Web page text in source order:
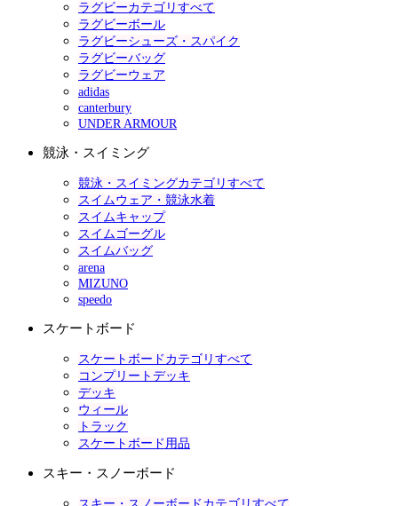
ラグビーカテゴリすべて
ラグビーボール
ラグビーシューズ・スパイク
ラグビーバッグ
ラグビーウェア
adidas
canterbury
UNDER ARMOUR
競泳・スイミング
競泳・スイミングカテゴリすべて
スイムウェア・競泳水着
スイムキャップ
スイムゴーグル
スイムバッグ
arena
MIZUNO
speedo
スケートボード
スケートボードカテゴリすべて
コンプリートデッキ
デッキ
ウィール
トラック
スケートボード用品
スキー・スノーボード